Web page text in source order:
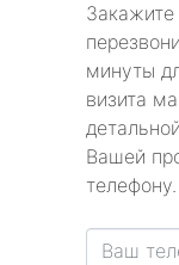
минуты
визита
Вашей
телефону.